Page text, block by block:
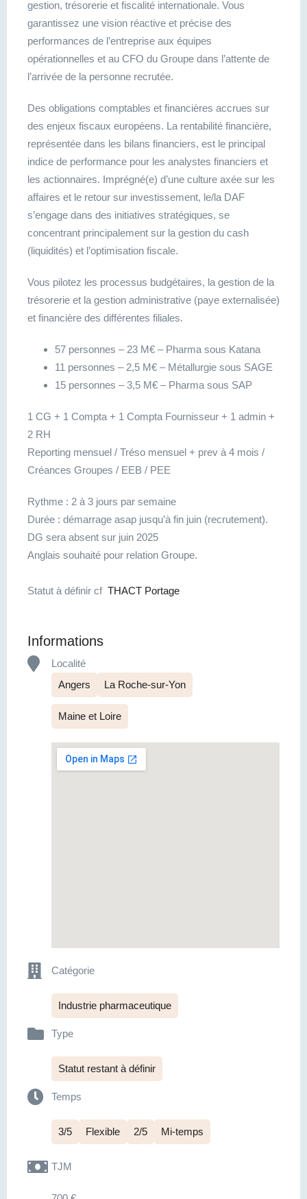
gestion, trésorerie et fiscalité internationale. Vous
garantissez une vision réactive et précise des
performances de l’entreprise aux équipes
opérationnelles et au CFO du Groupe dans l’attente de
l’arrivée de la personne recrutée.
Des obligations comptables et financières accrues sur
des enjeux fiscaux européens. La rentabilité financière,
représentée dans les bilans financiers, est le principal
indice de performance pour les analystes financiers et
les actionnaires. Imprégné(e) d’une culture axée sur les
affaires et le retour sur investissement, le/la DAF
s’engage dans des initiatives stratégiques, se
concentrant principalement sur la gestion du cash
(liquidités) et l’optimisation fiscale.
Vous pilotez les processus budgétaires, la gestion de la
trésorerie et la gestion administrative (paye externalisée)
et financière des différentes filiales.
57 personnes – 23 M€ – Pharma sous Katana
11 personnes – 2,5 M€ – Métallurgie sous SAGE
15 personnes – 3,5 M€ – Pharma sous SAP
1 CG + 1 Compta + 1 Compta Fournisseur + 1 admin +
2 RH
Reporting mensuel / Tréso mensuel + prev à 4 mois /
Créances Groupes / EEB / PEE
Rythme : 2 à 3 jours par semaine
Durée : démarrage asap jusqu’à fin juin (recrutement).
DG sera absent sur juin 2025
Anglais souhaité pour relation Groupe.
Statut à définir cf THACT Portage
Informations
Localité
Angers
La Roche-sur-Yon
Maine et Loire
Catégorie
Industrie pharmaceutique
Type
Statut restant à définir
Temps
3/5 Flexible 2/5 Mi-temps
TJM